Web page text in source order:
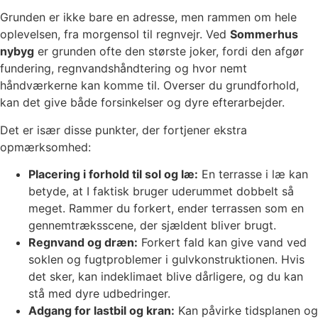
Grunden er ikke bare en adresse, men rammen om hele
oplevelsen, fra morgensol til regnvejr. Ved Sommerhus
nybyg er grunden ofte den største joker, fordi den afgør
fundering, regnvandshåndtering og hvor nemt
håndværkerne kan komme til. Overser du grundforhold,
kan det give både forsinkelser og dyre efterarbejder.
Det er især disse punkter, der fortjener ekstra
opmærksomhed:
Placering i forhold til sol og læ: En terrasse i læ kan
betyde, at I faktisk bruger uderummet dobbelt så
meget. Rammer du forkert, ender terrassen som en
gennemtræksscene, der sjældent bliver brugt.
Regnvand og dræn: Forkert fald kan give vand ved
soklen og fugtproblemer i gulvkonstruktionen. Hvis
det sker, kan indeklimaet blive dårligere, og du kan
stå med dyre udbedringer.
Adgang for lastbil og kran: Kan påvirke tidsplanen og